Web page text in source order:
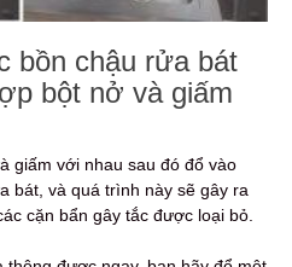
bồn chậu rửa bát
bột nở và giấm
giấm với nhau sau đó đổ vào
bát, và quá trình này sẽ gây ra
cặn bẩn gây tắc được loại bỏ.